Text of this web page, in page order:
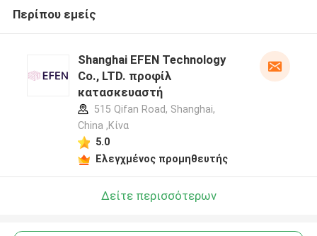
Περίπου εμείς
Shanghai EFEN Technology
Co., LTD. προφίλ
κατασκευαστή
515 Qifan Road, Shanghai,
China ,Κίνα
5.0
Ελεγχμένος προμηθευτής
Δείτε περισσότερων